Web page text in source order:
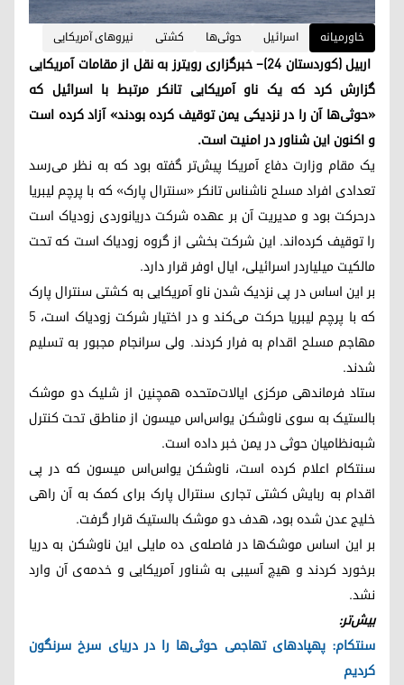
خاورمیانه اسرائیل حوثی‌ها کشتی نیروهای آمریکایی
اربیل (کوردستان ۲۴)– خبرگزاری رویترز به نقل از مقامات آمریکایی
گزارش کرد که یک ناو آمریکایی تانکر مرتبط با اسرائیل که
«حوثی‌ها آن را در نزدیکی یمن توقیف کرده بودند» آزاد کرده است
و اکنون این شناور در امنیت است.
یک مقام وزارت دفاع آمریکا پیش‌تر گفته بود که به نظر می‌رسد
تعدادی افراد مسلح ناشناس تانکر «سنترال پارک» که با پرچم لیبریا
درحرکت بود و مدیریت آن بر عهده شرکت دریانوردی زودیاک است
را توقیف کرده‌اند. این شرکت بخشی از گروه زودیاک است که تحت
مالکیت میلیاردر اسرائیلی، ایال اوفر قرار دارد.
بر این اساس در پی نزدیک شدن ناو آمریکایی به کشتی سنترال پارک
که با پرچم لیبریا حرکت می‌کند و در اختیار شرکت زودیاک است، ۵
مهاجم مسلح اقدام به فرار کردند. ولی سرانجام مجبور به تسلیم
شدند.
ستاد فرماندهی مرکزی ایالات‌متحده همچنین از شلیک دو موشک
بالستیک به سوی ناوشکن یواس‌اس میسون از مناطق تحت کنترل
شبه‌نظامیان حوثی در یمن خبر داده است.
سنتکام اعلام کرده است، ناوشکن یواس‌اس میسون که در پی
اقدام به ربایش کشتی تجاری سنترال پارک برای کمک به آن راهی
خلیج عدن شده بود، هدف دو موشک بالستیک قرار گرفت.
بر این اساس موشک‌ها در فاصله‌ی ده مایلی این ناوشکن به دریا
برخورد کردند و هیچ آسیبی به شناور آمریکایی و خدمه‌ی آن وارد
نشد.
بیش‌تر:
سنتکام: پهپادهای تهاجمی حوثی‌ها را در دریای سرخ سرنگون
کردیم